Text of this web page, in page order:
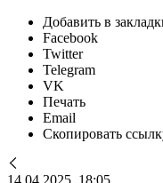
Добавить в
Facebook
Twitter
Telegram
VK
Печать
Email
Скопировать
14.04.2025, 18:05